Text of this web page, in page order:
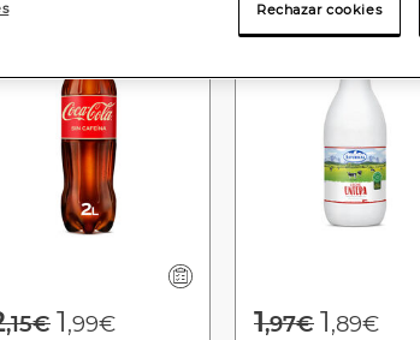
reduced from
,15€to
1,99€ Price
1,97€to
1,89€
Rechazar cookies